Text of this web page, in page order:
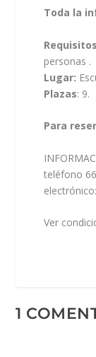
Toda la
personas .
Lugar:
Plazas: 9.
Para
teléfono
Ver
1